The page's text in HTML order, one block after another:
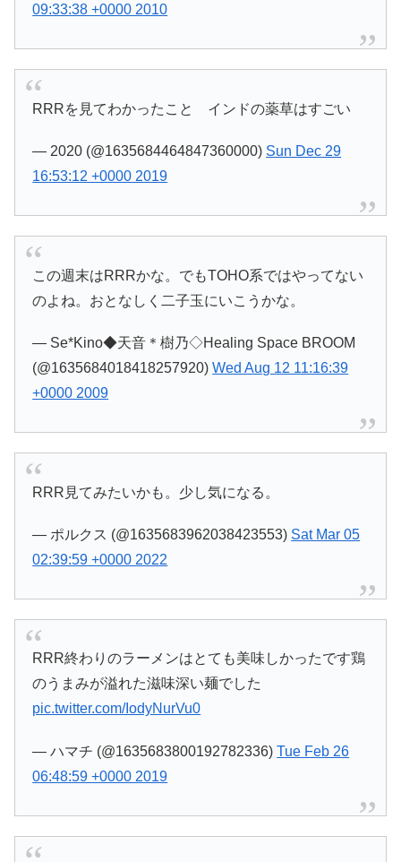
09:33:38 +0000 2010
RRRを見てわかったこと インドの薬草はすごい
— 2020 (@1635684464847360000) Sun Dec 29
16:53:12 +0000 2019
この週末はRRRかな。でもTOHO系ではやってない
のよね。おとなしく二子玉にいこうかな。
— Se*Kino◆天音＊樹乃◇Healing Space BROOM
(@1635684018418257920)Wed Aug 12 11:16:39
+0000 2009
RRR見てみたいかも。少し気になる。
— ポルクス (@1635683962038423553) Sat Mar 05
02:39:59 +0000 2022
RRR終わりのラーメンはとても美味しかったです鶏
のうまみが溢れた滋味深い麺でした
pic.twitter.com/IodyNurVu0
— ハマチ (@1635683800192782336)Tue Feb 26
06:48:59 +0000 2019